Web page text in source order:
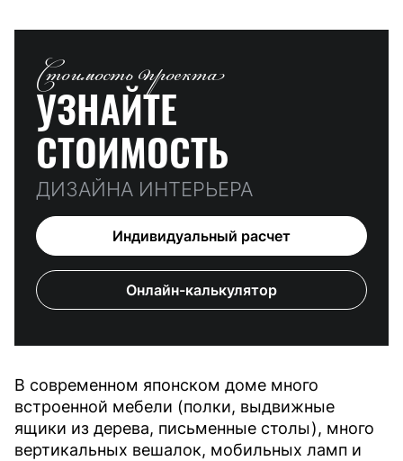
Стоимость проекта
УЗНАЙТЕ
СТОИМОСТЬ
ДИЗАЙНА ИНТЕРЬЕРА
Индивидуальный расчет
Онлайн-калькулятор
В современном японском доме много
встроенной мебели (полки, выдвижные
ящики из дерева, письменные столы), много
вертикальных вешалок, мобильных ламп и